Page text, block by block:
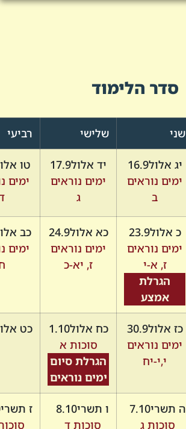
סדר הלימוד
שני שלישי רביעי
יג אלול16.9
ימים נוראים
ב
יד אלול17.9
ימים נוראים
ג
טו
ימים
כ אלול23.9
ימים נוראים
ז, א-י
הגרלת
אמצע
כא אלול24.9
ימים נוראים
ז, יא-כ
כב
ימים
כז אלול30.9
ימים נוראים
י,י-יח
כח אלול1.10
סוכות א
הגרלת סיום
ימים נוראים
כט
ה תשרי7.10
סוכות ג
ו תשרי8.10
סוכות ד
ז תשרי